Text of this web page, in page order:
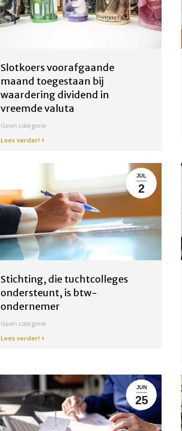
Slotkoers voorafgaande
maand toegestaan bij
waardering dividend in
vreemde valuta
Geen categorie
Lees verder!
JUL
2
Stichting, die tuchtcolleges
ondersteunt, is btw-
ondernemer
Geen categorie
Lees verder!
JUN
25